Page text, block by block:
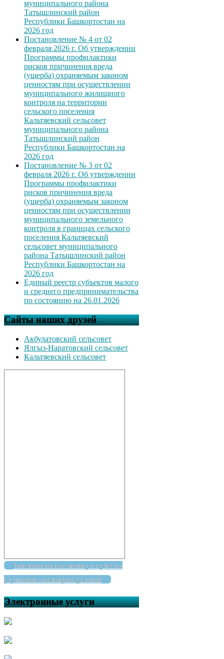
муниципального района
Татышлинский район
Республики Башкортостан на
2026 год
Постановление № 4 от 02
февраля 2026 г. Об утверждении
Программы профилактики
рисков причинения вреда
(ущерба) охраняемым законом
ценностям при осуществлении
муниципального жилищного
контроля на территории
сельского поселения
Кальтяевский сельсовет
муниципального района
Татышлинский район
Республики Башкортостан на
2026 год
Постановление № 3 от 02
февраля 2026 г. Об утверждении
Программы профилактики
рисков причинения вреда
(ущерба) охраняемым законом
ценностям при осуществлении
муниципального земельного
контроля в границах сельского
поселения Кальтяевский
сельсовет муниципального
района Татышлинский район
Республики Башкортостан на
2026 год
Единый реестр субъектов малого
и среднего предпринимательства
по состоянию на 26.01.2026
Сайты наших друзей
Акбулатовский сельсовет
Ялгыз-Наратовский сельсовет
Кальтяевский сельсовет
Заявления на постановку на учет по
улучшению жилищных условий
Электронные услуги